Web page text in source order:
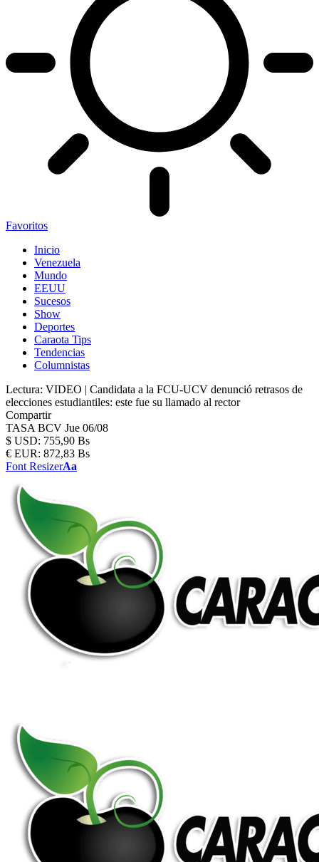
Favoritos
Inicio
Venezuela
Mundo
EEUU
Sucesos
Show
Deportes
Caraota Tips
Tendencias
Columnistas
Lectura: VIDEO | Candidata a la FCU-UCV denunció retrasos de
elecciones estudiantiles: este fue su llamado al rector
Compartir
TASA BCV Jue 06/08
$ USD: 755,90 Bs
€ EUR: 872,83 Bs
Font ResizerAa